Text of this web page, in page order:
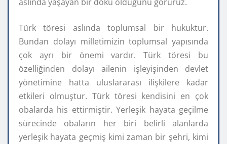
Türk töresi aslında toplumsal bir hukuktur.
Bundan dolayı milletimizin toplumsal yapısında
çok ayrı bir önemi vardır. Türk töresi bu
özelliğinden dolayı ailenin işleyişinden devlet
yönetimine hatta uluslararası ilişkilere kadar
etkileri olmuştur. Türk töresi kendisini en çok
obalarda his ettirmiştir. Yerleşik hayata geçilme
sürecinde obaların her biri belirli alanlarda
yerleşik hayata geçmiş kimi zaman bir şehri, kimi